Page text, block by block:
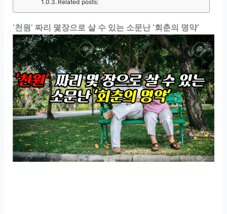
Related posts:
‘천원’ 짜리 몇장으로 살 수 있는 소문난 ‘회춘의 명약’